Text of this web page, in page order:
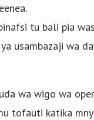
tu bali pia
usambazaji wa
wa wigo wa
tofauti katika